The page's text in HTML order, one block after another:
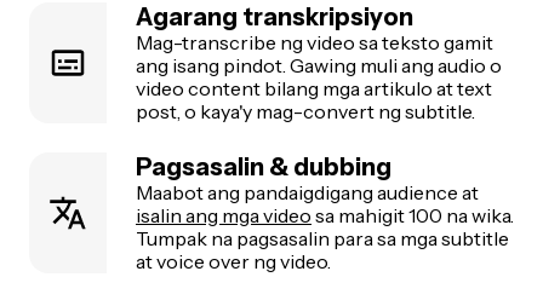
Agarang transkripsiyon
Mag-transcribe ng video sa teksto gamit
ang isang pindot. Gawing muli ang audio o
video content bilang mga artikulo at text
post, o kaya'y mag-convert ng subtitle.
Pagsasalin & dubbing
Maabot ang pandaigdigang audience at
isalin ang mga video sa mahigit 100 na wika.
Tumpak na pagsasalin para sa mga subtitle
at voice over ng video.